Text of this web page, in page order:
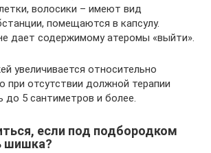
волосики – имеют вид
помещаются в капсулу.
дает содержимому атеромы «выйти».
увеличивается относительно
при отсутствии должной терапии
5 сантиметров и более.
если под подбородком
шишка?